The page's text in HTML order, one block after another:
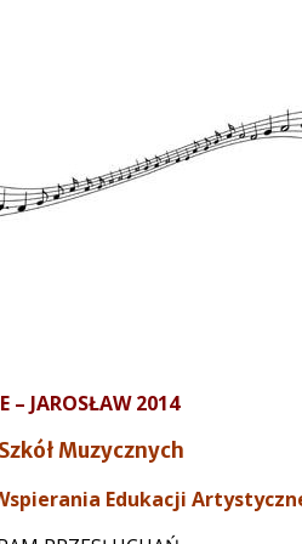
– JAROSŁAW 2014
Muzycznych
Edukacji